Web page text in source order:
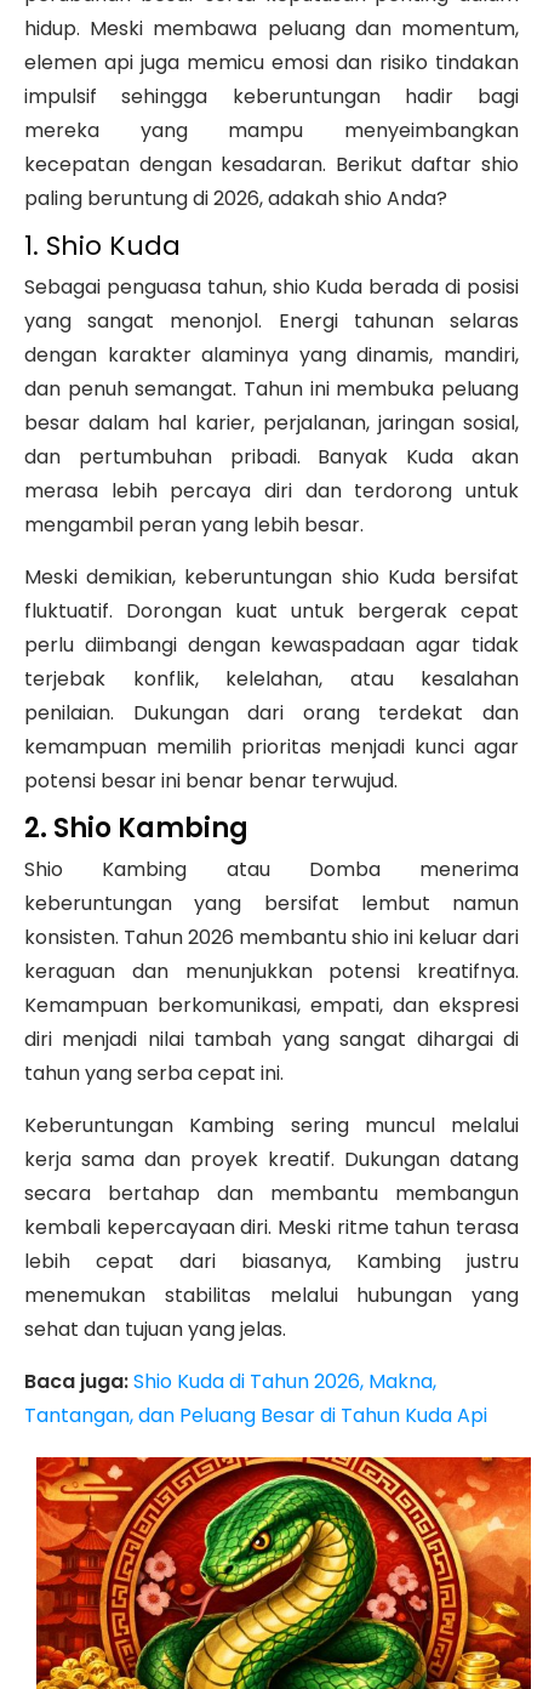
hidup. Meski membawa peluang dan momentum,
elemen api juga memicu emosi dan risiko tindakan
impulsif sehingga keberuntungan hadir bagi
mereka yang mampu menyeimbangkan
kecepatan dengan kesadaran. Berikut daftar shio
paling beruntung di 2026, adakah shio Anda?
1. Shio Kuda
Sebagai penguasa tahun, shio Kuda berada di posisi
yang sangat menonjol. Energi tahunan selaras
dengan karakter alaminya yang dinamis, mandiri,
dan penuh semangat. Tahun ini membuka peluang
besar dalam hal karier, perjalanan, jaringan sosial,
dan pertumbuhan pribadi. Banyak Kuda akan
merasa lebih percaya diri dan terdorong untuk
mengambil peran yang lebih besar.
Meski demikian, keberuntungan shio Kuda bersifat
fluktuatif. Dorongan kuat untuk bergerak cepat
perlu diimbangi dengan kewaspadaan agar tidak
terjebak konflik, kelelahan, atau kesalahan
penilaian. Dukungan dari orang terdekat dan
kemampuan memilih prioritas menjadi kunci agar
potensi besar ini benar benar terwujud.
2. Shio Kambing
Shio Kambing atau Domba menerima
keberuntungan yang bersifat lembut namun
konsisten. Tahun 2026 membantu shio ini keluar dari
keraguan dan menunjukkan potensi kreatifnya.
Kemampuan berkomunikasi, empati, dan ekspresi
diri menjadi nilai tambah yang sangat dihargai di
tahun yang serba cepat ini.
Keberuntungan Kambing sering muncul melalui
kerja sama dan proyek kreatif. Dukungan datang
secara bertahap dan membantu membangun
kembali kepercayaan diri. Meski ritme tahun terasa
lebih cepat dari biasanya, Kambing justru
menemukan stabilitas melalui hubungan yang
sehat dan tujuan yang jelas.
Baca juga:Shio Kuda di Tahun 2026, Makna,
Tantangan, dan Peluang Besar di Tahun Kuda Api